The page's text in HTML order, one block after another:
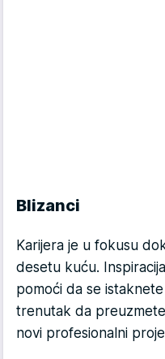
Blizanci
Karijera je u fokusu
desetu kuću.
pomoći da se
trenutak da
novi profesionalni